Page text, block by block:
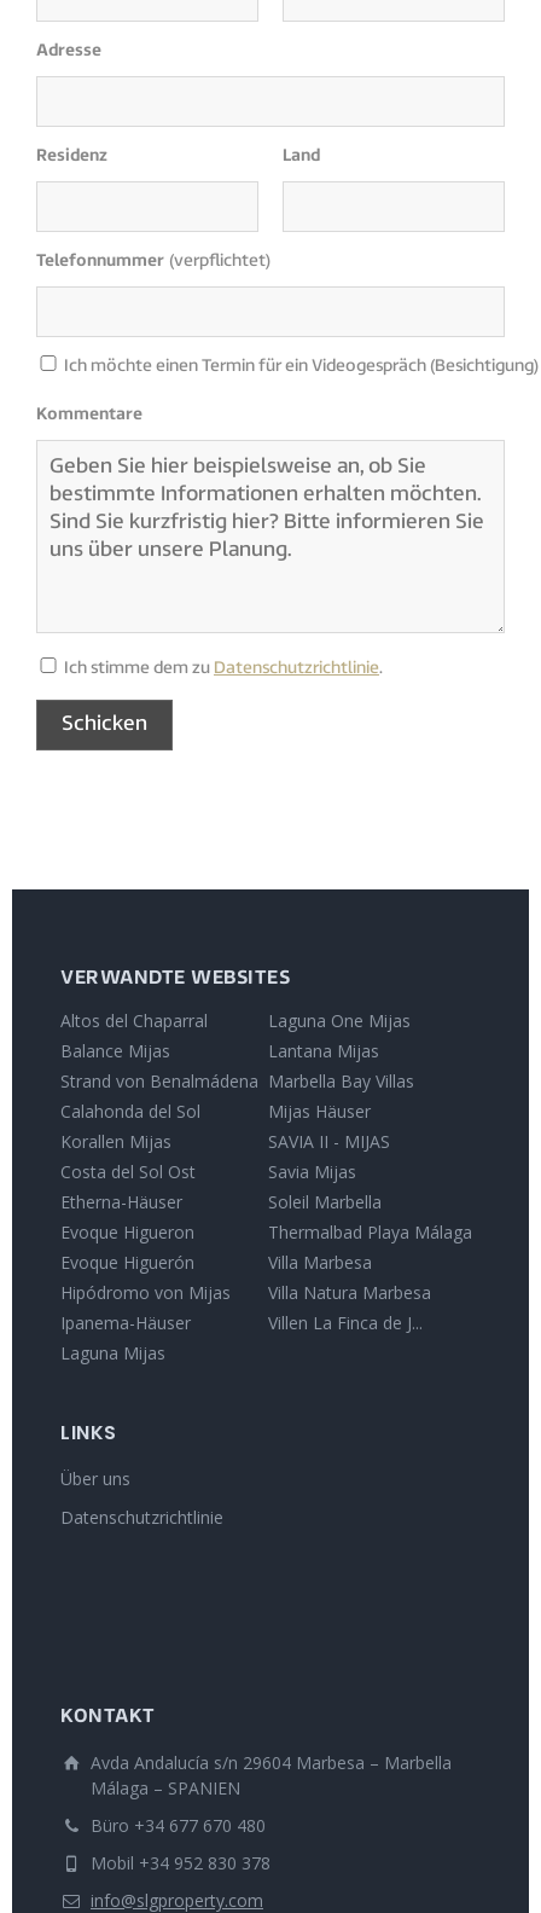
Adresse
Residenz Land
Telefonnummer (verpflichtet)
Ich möchte einen Termin für ein Videogespräch
Kommentare
Ich stimme dem zu Datenschutzrichtlinie.
VERWANDTE WEBSITES
Altos del Chaparral
Balance Mijas
Strand von Benalmádena
Calahonda del Sol
Korallen Mijas
Costa del Sol Ost
Etherna-Häuser
Evoque Higueron
Evoque Higuerón
Hipódromo von Mijas
Ipanema-Häuser
Laguna Mijas
Laguna One Mijas
Lantana Mijas
Marbella Bay Villas
Mijas Häuser
SAVIA II - MIJAS
Savia Mijas
Soleil Marbella
Thermalbad Playa Málaga
Villa Marbesa
Villa Natura Marbesa
Villen La Finca de J...
LINKS
Über uns
Datenschutzrichtlinie
KONTAKT
Avda Andalucía s/n 29604 Marbesa – Marbella
Málaga – SPANIEN
Büro +34 677 670 480
Mobil +34 952 830 378
info@slgproperty.com